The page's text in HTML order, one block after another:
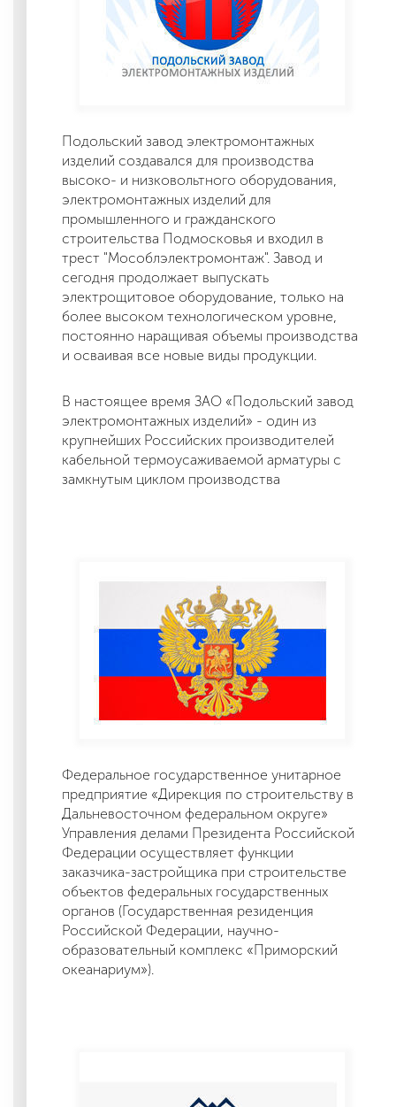
Подольский завод электромонтажных
изделий создавался для производства
высоко- и низковольтного оборудования,
электромонтажных изделий для
промышленного и гражданского
строительства Подмосковья и входил в
трест "Мособлэлектромонтаж". Завод и
сегодня продолжает выпускать
электрощитовое оборудование, только на
более высоком технологическом уровне,
постоянно наращивая объемы производства
и осваивая все новые виды продукции.
В настоящее время ЗАО «Подольский завод
электромонтажных изделий» - один из
крупнейших Российских производителей
кабельной термоусаживаемой арматуры с
замкнутым циклом производства
Федеральное государственное унитарное
предприятие «Дирекция по строительству в
Дальневосточном федеральном округе»
Управления делами Президента Российской
Федерации осуществляет функции
заказчика-застройщика при строительстве
объектов федеральных государственных
органов (Государственная резиденция
Российской Федерации, научно-
образовательный комплекс «Приморский
океанариум»).